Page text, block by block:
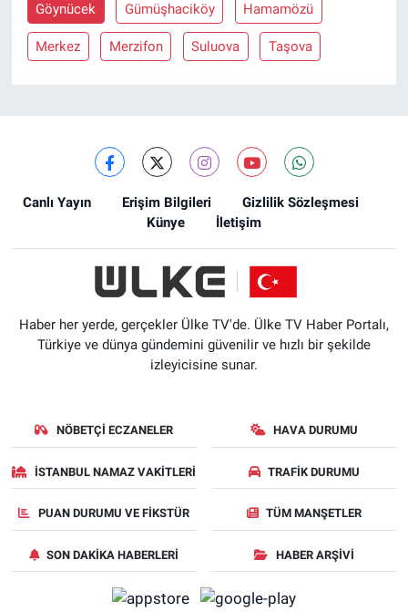
Göynücek Gümüşhaciköy Hamamözü
Merkez Merzifon Suluova Taşova
Canlı Yayın Erişim Bilgileri
Gizlilik Sözleşmesi
Künye
İletişim
Haber her yerde, gerçekler Ülke TV'de. Ülke TV Haber Portalı,
Türkiye ve dünya gündemini güvenilir ve hızlı bir şekilde
izleyicisine sunar.
NÖBETÇI ECZANELER HAVA DURUMU
İSTANBUL NAMAZ VAKITLERI TRAFIK DURUMU
PUAN DURUMU VE FIKSTÜR TÜM MANŞETLER
SON DAKIKA HABERLERI HABER ARŞIVI